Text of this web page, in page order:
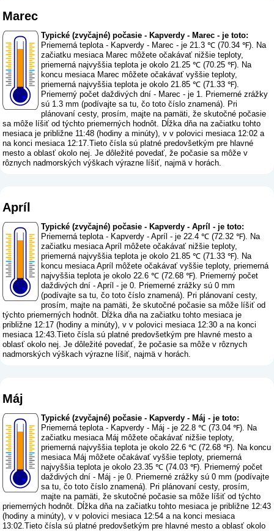
Marec
Typické (zvyčajné) počasie - Kapverdy - Marec - je toto:
Priemerná teplota - Kapverdy - Marec - je 21.3 ℃ (70.34 ℉). Na
začiatku mesiaca Marec môžete očakávať nižšie teploty,
priemerná najvyššia teplota je okolo 21.25 ℃ (70.25 ℉). Na
koncu mesiaca Marec môžete očakávať vyššie teploty,
priemerná najvyššia teplota je okolo 21.85 ℃ (71.33 ℉).
Priemerný počet daždivých dní - Marec - je 1. Priemerné zrážky
sú 1.3 mm (podívajte sa tu, čo toto číslo znamená). Pri
plánovaní cesty, prosím, majte na pamäti, že skutočné počasie
sa môže líšiť od týchto priemerných hodnôt. Dĺžka dňa na začiatku tohto
mesiaca je približne 11:48 (hodiny a minúty), v v polovici mesiaca 12:02 a
na konci mesiaca 12:17.Tieto čísla sú platné predovšetkým pre hlavné
mesto a oblasť okolo nej. Je dôležité povedať, že počasie sa môže v
rôznych nadmorských výškach výrazne líšiť, najmä v horách.
Apríl
Typické (zvyčajné) počasie - Kapverdy - Apríl - je toto:
Priemerná teplota - Kapverdy - Apríl - je 22.4 ℃ (72.32 ℉). Na
začiatku mesiaca Apríl môžete očakávať nižšie teploty,
priemerná najvyššia teplota je okolo 21.85 ℃ (71.33 ℉). Na
koncu mesiaca Apríl môžete očakávať vyššie teploty, priemerná
najvyššia teplota je okolo 22.6 ℃ (72.68 ℉). Priemerný počet
daždivých dní - Apríl - je 0. Priemerné zrážky sú 0 mm
(podívajte sa tu, čo toto číslo znamená). Pri plánovaní cesty,
prosím, majte na pamäti, že skutočné počasie sa môže líšiť od
týchto priemerných hodnôt. Dĺžka dňa na začiatku tohto mesiaca je
približne 12:17 (hodiny a minúty), v v polovici mesiaca 12:30 a na konci
mesiaca 12:43.Tieto čísla sú platné predovšetkým pre hlavné mesto a
oblasť okolo nej. Je dôležité povedať, že počasie sa môže v rôznych
nadmorských výškach výrazne líšiť, najmä v horách.
Máj
Typické (zvyčajné) počasie - Kapverdy - Máj - je toto:
Priemerná teplota - Kapverdy - Máj - je 22.8 ℃ (73.04 ℉). Na
začiatku mesiaca Máj môžete očakávať nižšie teploty,
priemerná najvyššia teplota je okolo 22.6 ℃ (72.68 ℉). Na koncu
mesiaca Máj môžete očakávať vyššie teploty, priemerná
najvyššia teplota je okolo 23.35 ℃ (74.03 ℉). Priemerný počet
daždivých dní - Máj - je 0. Priemerné zrážky sú 0 mm (podívajte
sa tu, čo toto číslo znamená). Pri plánovaní cesty, prosím,
majte na pamäti, že skutočné počasie sa môže líšiť od týchto
priemerných hodnôt. Dĺžka dňa na začiatku tohto mesiaca je približne 12:43
(hodiny a minúty), v v polovici mesiaca 12:54 a na konci mesiaca
13:02.Tieto čísla sú platné predovšetkým pre hlavné mesto a oblasť okolo